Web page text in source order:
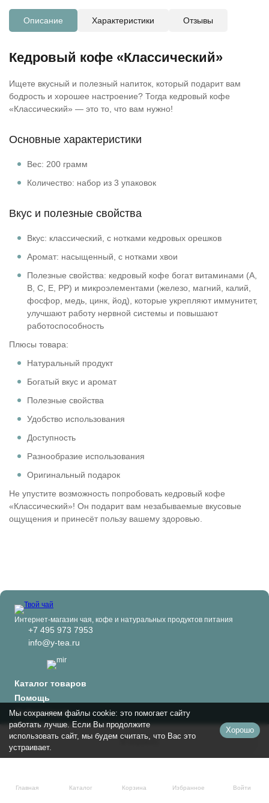
В корзину
Описание Характеристики Отзывы
Кедровый кофе «Классический»
Ищете вкусный и полезный напиток, который подарит вам
бодрость и хорошее настроение? Тогда кедровый кофе
«Классический» — это то, что вам нужно!
Основные характеристики
Вес: 200 грамм
Количество: набор из 3 упаковок
Вкус и полезные свойства
Вкус: классический, с нотками кедровых орешков
Аромат: насыщенный, с нотками хвои
Полезные свойства: кедровый кофе богат витаминами (А,
В, С, Е, РР) и микроэлементами (железо, магний, калий,
фосфор, медь, цинк, йод), которые укрепляют иммунитет,
улучшают работу нервной системы и повышают
работоспособность
Плюсы товара:
Натуральный продукт
Богатый вкус и аромат
Полезные свойства
Удобство использования
Доступность
Разнообразие использования
Оригинальный подарок
Не упустите возможность попробовать кедровый кофе
«Классический»! Он подарит вам незабываемые вкусовые
ощущения и принесёт пользу вашему здоровью.
Главная Каталог Корзина Избранное Войти
Интернет-магазин чая, кофе и натуральных продуктов питания
+7 495 973 7953
info@y-tea.ru
Каталог товаров
Помощь
Информация
Политика персональных данных
© 2024-2026 Твой чай
Мы сохраняем файлы cookie: это помогает сайту
работать лучше. Если Вы продолжите
использовать сайт, мы будем считать, что Вас это
устраивает.
Хорошо